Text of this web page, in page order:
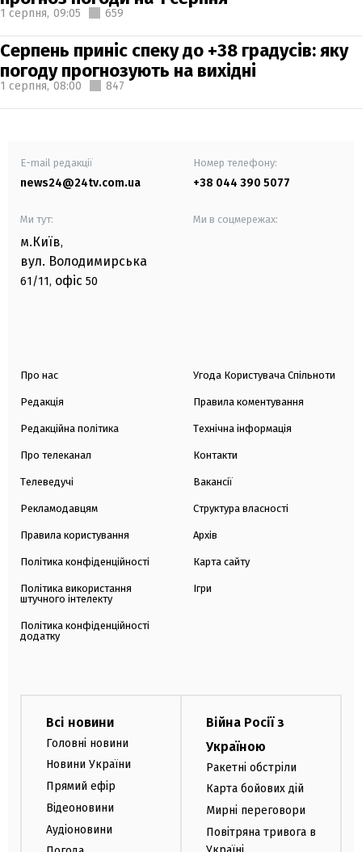
1 серпня, 09:05 659
Серпень приніс спеку до +38 градусів: яку
погоду прогнозують на вихідні
1 серпня, 08:00 847
E-mail редакції
news24@24tv.com.ua
Номер телефону:
+38 044 390 5077
Ми тут:
м.Київ,
вул. Володимирська
61/11, офіс 50
Ми в соцмережах:
Про нас
Редакція
Редакційна політика
Про телеканал
Телеведучі
Рекламодавцям
Правила користування
Політика конфіденційності
Політика використання
штучного інтелекту
Політика конфіденційності
додатку
Угода Користувача Спільноти
Правила коментування
Технічна інформація
Контакти
Вакансії
Структура власності
Архів
Карта сайту
Ігри
Всі новини
Головні новини
Новини України
Прямий ефір
Відеоновини
Аудіоновини
Війна Росії з
Україною
Ракетні обстріли
Карта бойових дій
Мирні переговори
Повітряна тривога в